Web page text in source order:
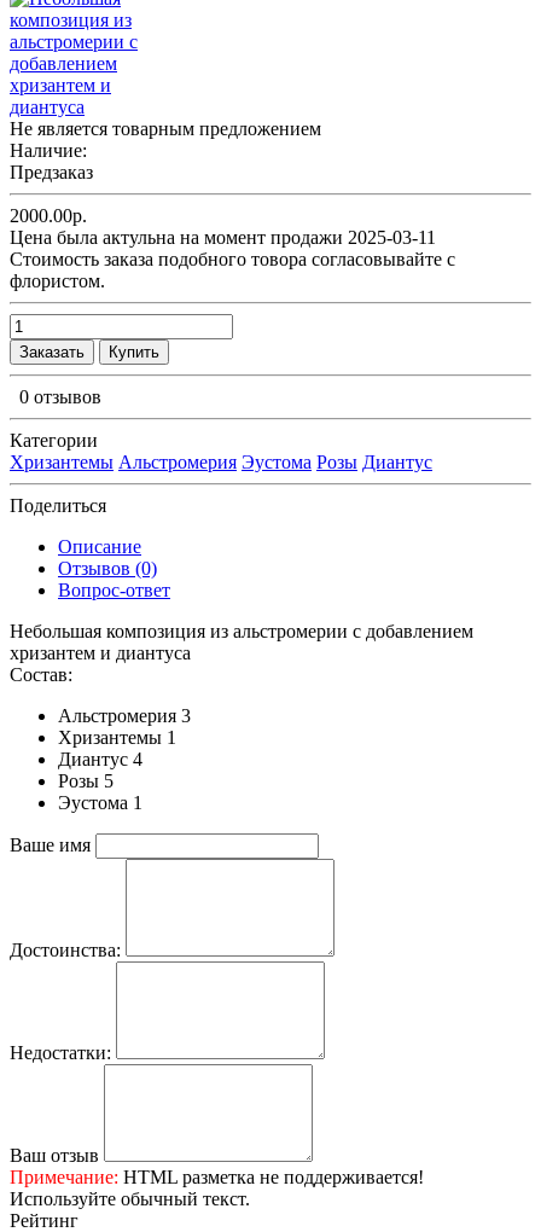
Не является товарным предложением
Наличие:
Предзаказ
2000.00р.
Цена была актульна на момент продажи 2025-03-11
Cтоимость заказа подобного товора согласовывайте с
флористом.
Заказать Купить
0 отзывов
Категории
Хризантемы Альстромерия Эустома Розы Диантус
Поделиться
Описание
Отзывов (0)
Вопрос-ответ
Небольшая композиция из альстромерии c добавлением
хризантем и диантуса
Состав:
Альстромерия 3
Хризантемы 1
Диантус 4
Розы 5
Эустома 1
Ваше имя
Достоинства:
Недостатки:
Ваш отзыв
Примечание: HTML разметка не поддерживается!
Используйте обычный текст.
Рейтинг